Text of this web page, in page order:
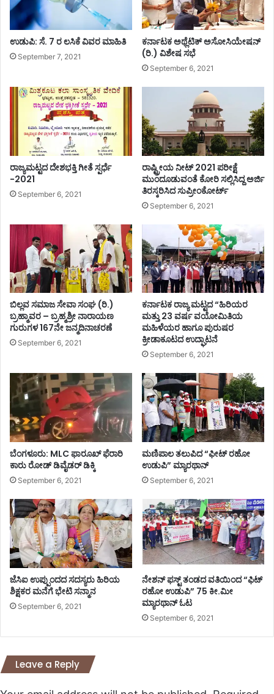
ದಾ
ರೆ
.
.
!
ಯ
ಅಂ
ತ
ರ
ದ
ಭಾ
ತ
ಪ
ದ
ಕ
ಮಿ
.
.
.
!
ಉಡುಪಿ: ಸೆ. 7 ರ ಲಸಿಕೆ ವಿವರ ಮಾಹಿತಿ
September 7, 2021
ಕರ್ನಾಟಕ ಅಥ್ಲೆಟಿಕ್ ಅಸೋಸಿಯೇಷನ್
(ರಿ.) ವಿಶೇಷ ಸಭೆ
September 6, 2021
ರಾಜ್ಯಮಟ್ಟದ ದೇಶಭಕ್ತಿ ಗೀತೆ ಸ್ಪರ್ಧೆ
-2021
September 6, 2021
ರಾಷ್ಟ್ರೀಯ ನೀಟ್ 2021 ಪರೀಕ್ಷೆ
ಮುಂದೂಡುವಂತೆ ಕೋರಿ ಸಲ್ಲಿಸಿದ್ದ ಅರ್ಜಿ
ತಿರಸ್ಕರಿಸಿದ ಸುಪ್ರೀಂಕೋರ್ಟ್
September 6, 2021
ಬಿಲ್ಲವ ಸಮಾಜ ಸೇವಾ ಸಂಘ (ರಿ.)
ಬ್ರಹ್ಮಾವರ – ಬ್ರಹ್ಮಶ್ರೀ ನಾರಾಯಣ
ಗುರುಗಳ 167ನೇ ಜನ್ಮದಿನಾಚರಣೆ
September 6, 2021
ಕರ್ನಾಟಕ ರಾಜ್ಯ ಮಟ್ಟದ “ಹಿರಿಯರ
ಮತ್ತು 23 ವರ್ಷ ವಯೋಮಿತಿಯ
ಮಹಿಳೆಯರ ಹಾಗೂ ಪುರುಷರ
ಕ್ರೀಡಾಕೂಟದ ಉದ್ಘಾಟನೆ
September 6, 2021
ಬೆಂಗಳೂರು: MLC ಫಾರೂಖ್ ಫೆರಾರಿ
ಕಾರು ರೋಡ್​​ ಡಿವೈಡರ್​​ ಡಿಕ್ಕಿ
September 6, 2021
ಮಣಿಪಾಲ ತಲುಪಿದ “ಫೀಟ್ ರಹೋ
ಉಡುಪಿ” ಮ್ಯಾರಥಾನ್
September 6, 2021
ಜೆಸಿಐ ಉಪ್ಪುಂದದ ಸದಸ್ಯರು ಹಿರಿಯ
ಶಿಕ್ಷಕರ ಮನೆಗೆ ಭೇಟಿ ಸನ್ಮಾನ
September 6, 2021
ನೇಶನ್ ಫಸ್ಟ್ ತಂಡದ ವತಿಯಿಂದ “ಫಿಟ್
ರಹೋ ಉಡುಪಿ” 75 ಕೀ.ಮೀ
ಮ್ಯಾರಥಾನ್ ಓಟ
September 6, 2021
Leave a Reply